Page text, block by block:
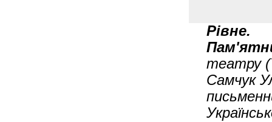
Рівне.
театру
Самчук